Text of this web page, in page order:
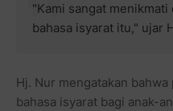
"Kami sangat menikmati
bahasa isyarat itu," ujar
Hj. Nur mengatakan
bahasa isyarat bagi anak-